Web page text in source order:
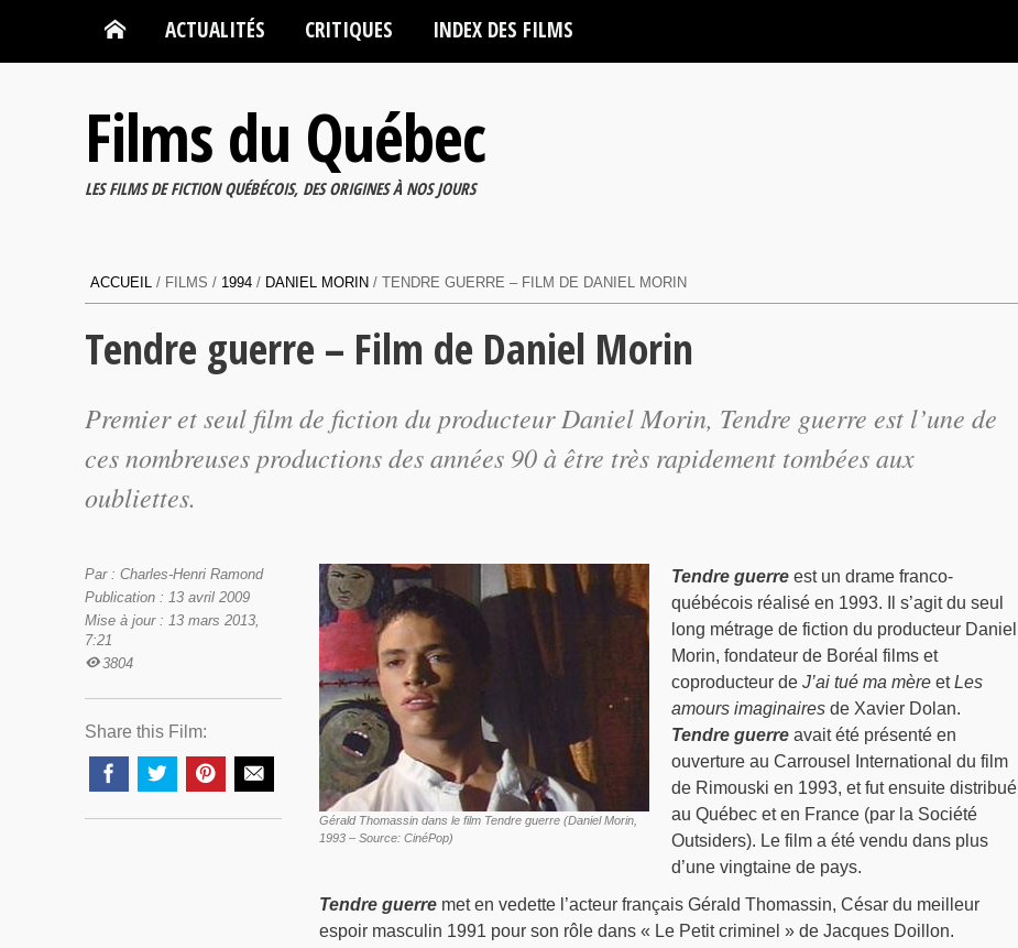
ACTUALITÉS CRITIQUES INDEX DES FILMS
Films du Québec
LES FILMS DE FICTION QUÉBÉCOIS, DES ORIGINES À NOS JOURS
ACCUEIL / FILMS / 1994 / DANIEL MORIN / TENDRE GUERRE – FILM DE DANIEL MORIN
Tendre guerre – Film de Daniel Morin
Premier et seul film de fiction du producteur Daniel Morin, Tendre guerre est l’une de
ces nombreuses productions des années 90 à être très rapidement tombées aux
oubliettes.
Par : Charles-Henri Ramond
Publication : 13 avril 2009
Mise à jour : 13 mars 2013,
7:21
3804
Share this Film:
Gérald Thomassin dans le film Tendre guerre (Daniel Morin,
1993 – Source: CinéPop)
Tendre guerreest un drame franco-
québécois réalisé en 1993. Il s’agit du seul
long métrage de fiction du producteur Daniel
Morin, fondateur de Boréal films et
coproducteur de J’ai tué ma mèreetLes
amours imaginairesde Xavier Dolan.
Tendre guerreavait été présenté en
ouverture au Carrousel International du film
de Rimouski en 1993, et fut ensuite distribué
au Québec et en France (par la Société
Outsiders). Le film a été vendu dans plus
d’une vingtaine de pays.
Tendre guerremet en vedette l’acteur français Gérald Thomassin, César du meilleur
espoir masculin 1991 pour son rôle dans « Le Petit criminel » de Jacques Doillon.